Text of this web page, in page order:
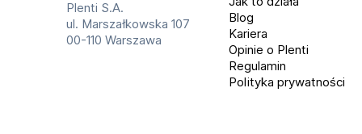
1680 x 1264 pikseli
32 GB wbudowanej pamięci
Plenti S.A.
ul. Marszałkowska 107
00-110 Warszawa
Blog
Kariera
Opinie o Plenti
Regulamin
Polityka prywatności